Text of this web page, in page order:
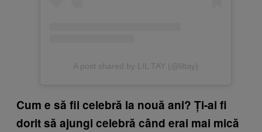
A post shared by LIL TAY (@liltay)
Cum e să fii celebră la nouă ani? Ți-ai fi
dorit să ajungi celebră când erai mai mică